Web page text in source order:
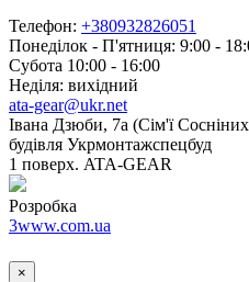
Телефон: +380932826051
Понеділок - П'ятниця: 9:00 -
Субота 10:00 - 16:00
Неділя: вихідний
ata-gear@ukr.net
Івана Дзюби, 7а (Сім'ї
будівля Укрмонтажспецбуд
1 поверх. ATA-GEAR
Розробка
3www.com.ua
×